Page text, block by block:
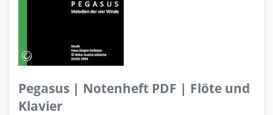
Pegasus | Notenheft PDF | Flöte und
Klavier